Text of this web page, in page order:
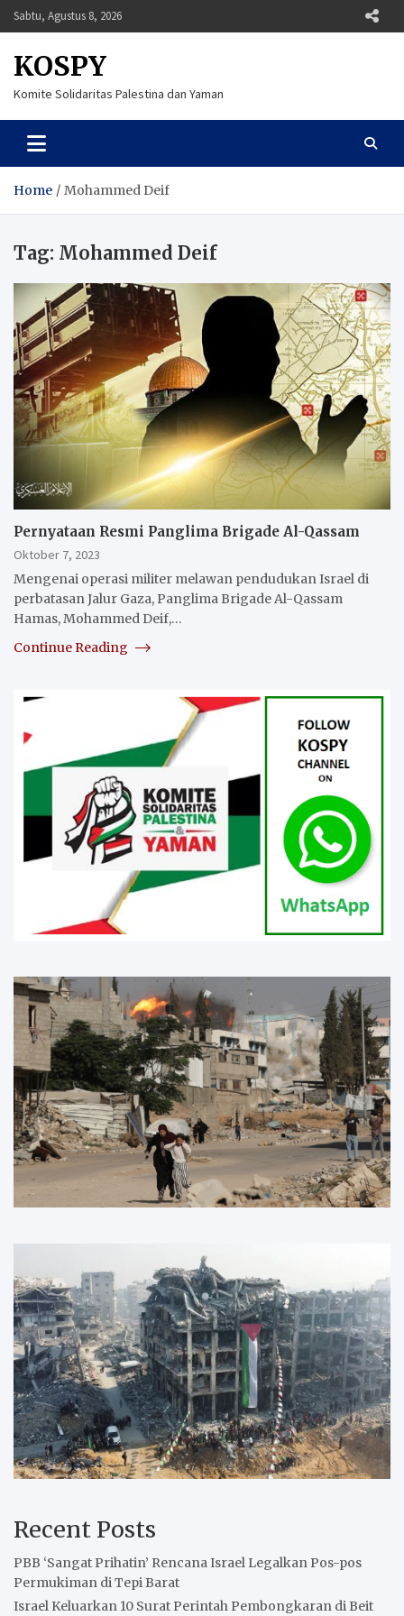
Skip
to
Sabtu, Agustus 8, 2026
KOSPY
Komite Solidaritas Palestina dan Yaman
Home Mohammed Deif
Tag: Mohammed Deif
Pernyataan Resmi Panglima Brigade Al-Qassam
Oktober 7, 2023
Mengenai operasi militer melawan pendudukan Israel di
perbatasan Jalur Gaza, Panglima Brigade Al-Qassam
Hamas, Mohammed Deif,…
Continue Reading
Recent Posts
PBB ‘Sangat Prihatin’ Rencana Israel Legalkan Pos-pos
Permukiman di Tepi Barat
Israel Keluarkan 10 Surat Perintah Pembongkaran di Beit